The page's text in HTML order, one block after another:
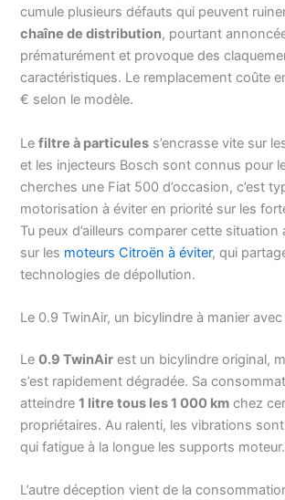
cumule plusieurs défauts qui peuvent
chaîne de distribution, pourtant
prématurément et provoque des
caractéristiques. Le remplacement coûte
€ selon le modèle.
Lefiltre à particules s’encrasse vite sur
et les injecteurs Bosch sont connus pour
cherches une Fiat 500 d’occasion, c’est
motorisation à éviter en priorité sur les
Tu peux d’ailleurs comparer cette
sur les moteurs Citroën à éviter, qui
technologies de dépollution.
Le 0.9 TwinAir, un bicylindre à manier
Le0.9 TwinAir est un bicylindre original,
s’est rapidement dégradée. Sa
atteindre1 litre tous les 1 000 km chez
propriétaires. Au ralenti, les vibrations
qui fatigue à la longue les supports moteur.
L’autre déception vient de la